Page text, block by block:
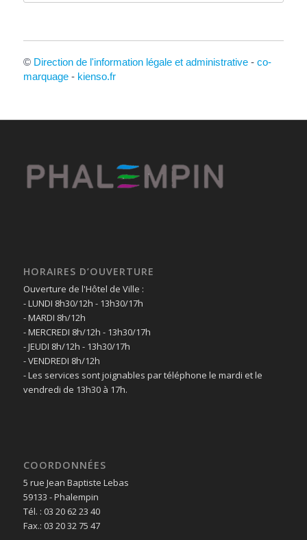
© Direction de l'information légale et administrative- co-
marquage- kienso.fr
HORAIRES D’OUVERTURE
Ouverture de l'Hôtel de Ville :
- LUNDI 8h30/12h - 13h30/17h
- MARDI 8h/12h
- MERCREDI 8h/12h - 13h30/17h
- JEUDI 8h/12h - 13h30/17h
- VENDREDI 8h/12h
- Les services sont joignables par téléphone le mardi et le
vendredi de 13h30 à 17h.
COORDONNÉES
5 rue Jean Baptiste Lebas
59133 - Phalempin
Tél. : 03 20 62 23 40
Fax.: 03 20 32 75 47